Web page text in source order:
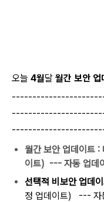
오늘 4월달 월간 보안 업
월간 보안 업데이트 :
이트) --- 자동 업데
선택적 비보안 업데
정 업데이트) --- 자